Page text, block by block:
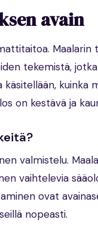
avain
Maalarin
tekemistä,
käsitellään, kuinka
on kestävä ja
valmistelu.
vaihtelevia
ovat
nopeasti.